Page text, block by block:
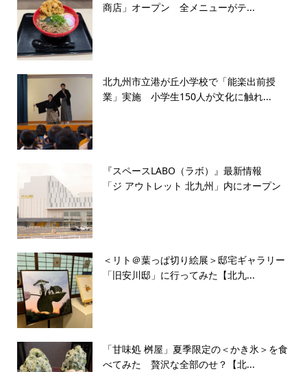
商店」オープン 全メニューがテ...
北九州市立港が丘小学校で「能楽出前授
業」実施 小学生150人が文化に触れ...
『スペースLABO（ラボ）』最新情報
「ジ アウトレット 北九州」内にオープン
＜リト＠葉っぱ切り絵展＞邸宅ギャラリー
「旧安川邸」に行ってみた【北九...
「甘味処 桝屋」夏季限定の＜かき氷＞を食
べてみた 贅沢な全部のせ？【北...